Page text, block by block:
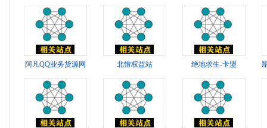
阿凡QQ业务货源网 北惜权益站 绝地求生-卡盟